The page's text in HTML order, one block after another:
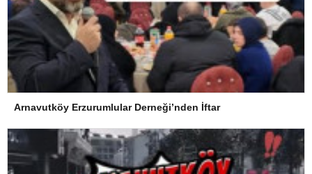
Arnavutköy Erzurumlular Derneği’nden İftar